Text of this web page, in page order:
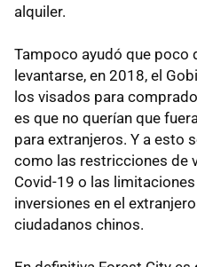
alquiler.
Tampoco ayudó que poco
levantarse, en 2018, el
los visados para
es que no querían que
para extranjeros. Y a esto
como las restricciones de
Covid-19 o las
inversiones en el
ciudadanos chinos.